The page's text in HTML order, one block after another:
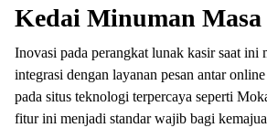
Kedai Minuman
Inovasi pada perangkat lunak kasir saat ini
integrasi dengan layanan pesan antar
pada situs teknologi terpercaya seperti
fitur ini menjadi standar wajib bagi